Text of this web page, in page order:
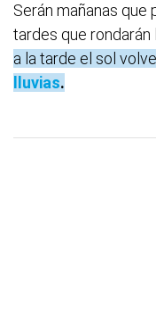
Serán mañanas
tardes que rondarán
a la tarde el sol
lluvias.